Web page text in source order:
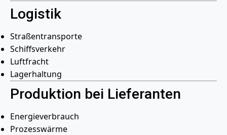
Logistik
Straßentransporte
Schiffsverkehr
Luftfracht
Lagerhaltung
Produktion bei Lieferanten
Energieverbrauch
Prozesswärme